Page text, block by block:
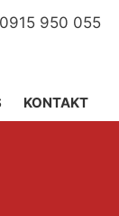
0915 950 055
KONTAKT